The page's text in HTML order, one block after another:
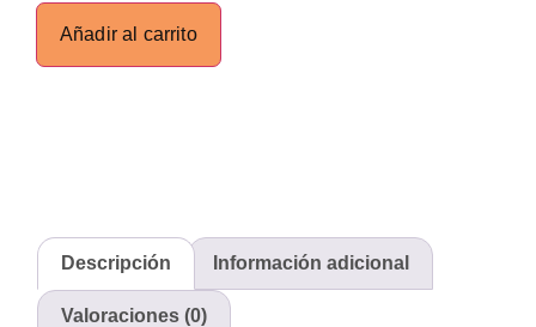
Añadir al carrito
Descripción Información adicional
Valoraciones (0)